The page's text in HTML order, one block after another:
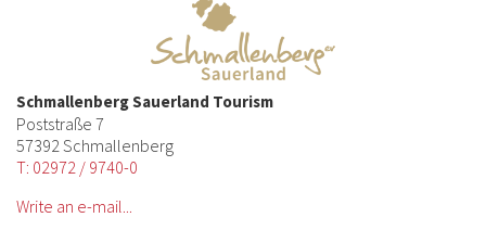
Schmallenberg Sauerland Tourism
Poststraße 7
57392 Schmallenberg
T: 02972 / 9740-0
Write an e-mail...